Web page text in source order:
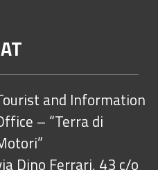
and Information
– “Terra di
Dino Ferrari, 43 c/o